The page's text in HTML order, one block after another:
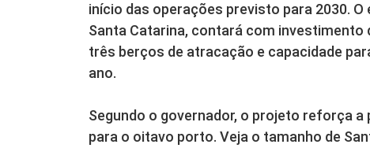
início das operações previsto para 2030.
Santa Catarina, contará com investimento
três berços de atracação e capacidade
ano.
Segundo o governador, o projeto reforça
para o oitavo porto. Veja o tamanho de